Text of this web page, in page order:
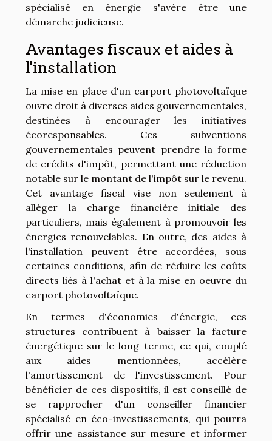
spécialisé en énergie s'avère être une
démarche judicieuse.
Avantages fiscaux et aides à
l'installation
La mise en place d'un carport photovoltaïque
ouvre droit à diverses aides gouvernementales,
destinées à encourager les initiatives
écoresponsables. Ces subventions
gouvernementales peuvent prendre la forme
de crédits d'impôt, permettant une réduction
notable sur le montant de l'impôt sur le revenu.
Cet avantage fiscal vise non seulement à
alléger la charge financière initiale des
particuliers, mais également à promouvoir les
énergies renouvelables. En outre, des aides à
l'installation peuvent être accordées, sous
certaines conditions, afin de réduire les coûts
directs liés à l'achat et à la mise en oeuvre du
carport photovoltaïque.
En termes d'économies d'énergie, ces
structures contribuent à baisser la facture
énergétique sur le long terme, ce qui, couplé
aux aides mentionnées, accélère
l'amortissement de l'investissement. Pour
bénéficier de ces dispositifs, il est conseillé de
se rapprocher d'un conseiller financier
spécialisé en éco-investissements, qui pourra
offrir une assistance sur mesure et informer